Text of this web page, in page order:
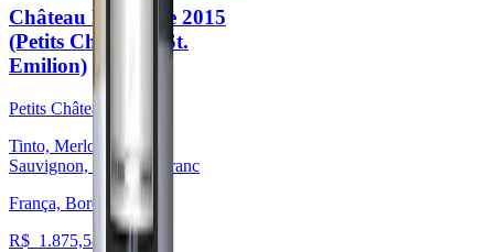
Château La Clotte 2015
(Petits Château - St.
Emilion)
Petits Châteaux
Tinto, Merlot, Cabernet
Sauvignon, Cabernet Franc
França, Bordeaux
R$ 1.875,58